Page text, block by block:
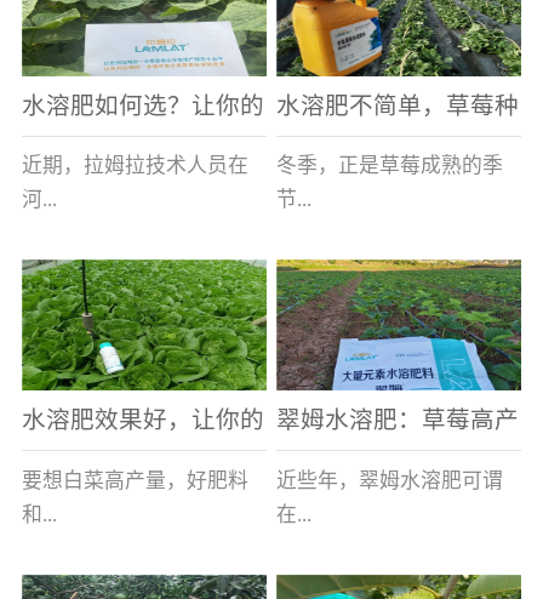
水溶肥如何选？让你的
老棚土好产量高
近期，拉姆拉技术人员在
河...
南走访时，发现当地许多
蔬菜产区，老棚数量占多
数，连年的重茬、土壤板
结等原因，导致土壤差，
作物根系...
水溶肥不简单，草莓种
植户指名要使用
冬季，正是草莓成熟的季
节...
，也是山东窦大哥开心的
时刻，从一大早接到收购
商的电话，就开始在草莓
大棚里忙碌。为什么窦大
哥家的草...
水溶肥效果好，让你的
白菜增产不是问题
要想白菜高产量，好肥料
和...
翠姆水溶肥：草莓高产
的好帮手
近些年，翠姆水溶肥可谓
在...